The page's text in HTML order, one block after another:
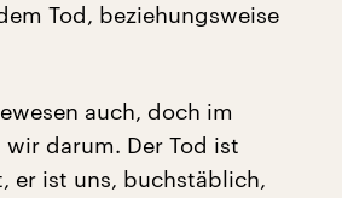
Tod, beziehungsweise
auch, doch im
darum. Der Tod ist
er ist uns, buchstäblich,